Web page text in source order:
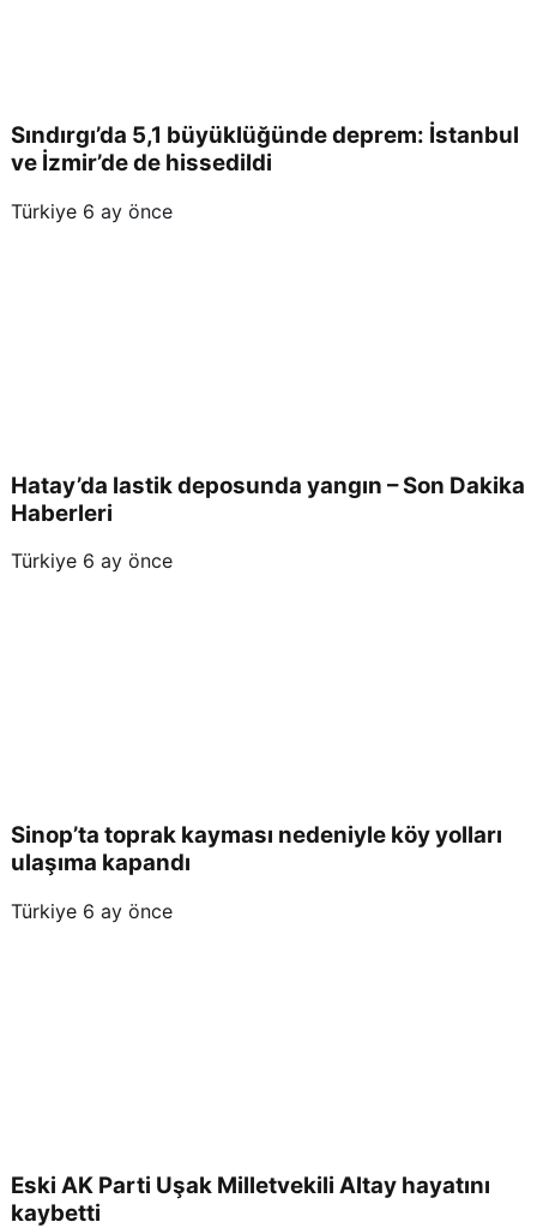
Sındırgı’da 5,1 büyüklüğünde deprem: İstanbul
ve İzmir’de de hissedildi
Türkiye 6 ay önce
Hatay’da lastik deposunda yangın – Son Dakika
Haberleri
Türkiye 6 ay önce
Sinop’ta toprak kayması nedeniyle köy yolları
ulaşıma kapandı
Türkiye 6 ay önce
Eski AK Parti Uşak Milletvekili Altay hayatını
kaybetti